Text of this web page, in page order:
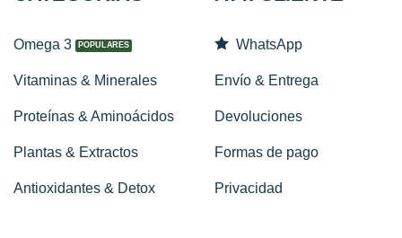
Omega 3
Vitaminas & Minerales
Proteínas & Aminoácidos
Plantas & Extractos
Antioxidantes & Detox
WhatsApp
Envío & Entrega
Devoluciones
Formas de pago
Privacidad